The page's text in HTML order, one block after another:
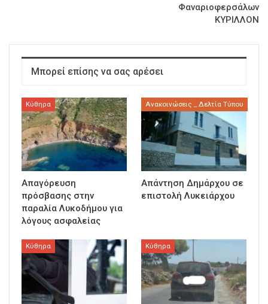
Φαναριοφερσάλων
ΚΥΡΙΛΛΟΝ
Μπορεί επίσης να σας αρέσει
Κύθηρα
Απαγόρευση
πρόσβασης στην
παραλία Λυκοδήμου για
λόγους ασφαλείας
Ανακοινώσεις _ Δελτία Τύπου
Απάντηση Δημάρχου σε
επιστολή Λυκειάρχου
Κύθηρα Κύθηρα